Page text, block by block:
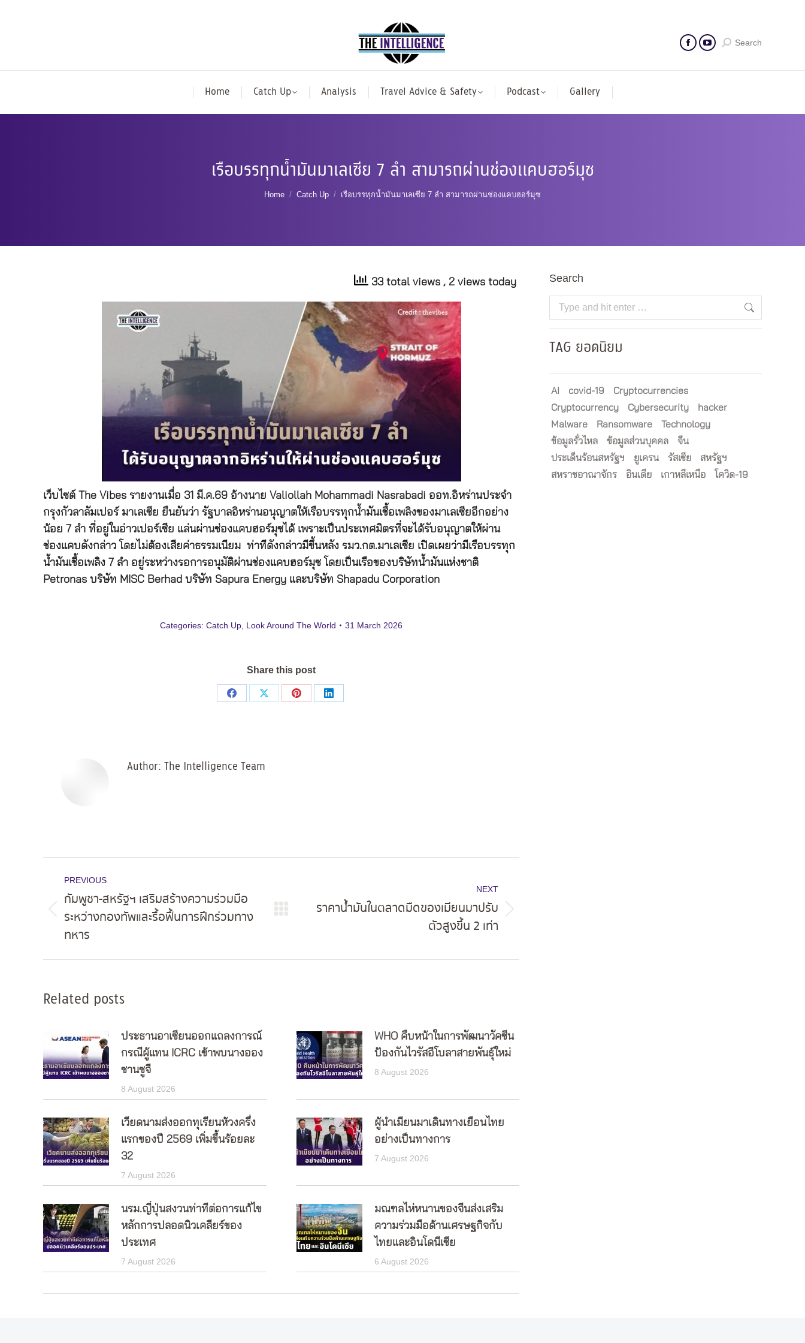
Search
Home Catch Up Analysis Travel Advice & Safety Podcast Gallery
เรือบรรทุกน้ำมันมาเลเซีย 7 ลำ สามารถผ่านช่องแคบฮอร์มุซ
You are here:
Home Catch Up เรือบรรทุกน้ำมันมาเลเซีย 7 ลำ สามารถผ่านช่องแคบฮอร์มุซ
33 total views , 2 views today
เว็บไซต์ The Vibes รายงานเมื่อ 31 มี.ค.69 อ้างนาย Valiollah Mohammadi Nasrabadi ออท.อิหร่านประจำ
กรุงกัวลาลัมเปอร์ มาเลเซีย ยืนยันว่า รัฐบาลอิหร่านอนุญาตให้เรือบรรทุกน้ำมันเชื้อเพลิงของมาเลเซียอีกอย่าง
น้อย 7 ลำ ที่อยู่ในอ่าวเปอร์เซีย แล่นผ่านช่องแคบฮอร์มุซได้ เพราะเป็นประเทศมิตรที่จะได้รับอนุญาตให้ผ่าน
ช่องแคบดังกล่าว โดยไม่ต้องเสียค่าธรรมเนียม ท่าทีดังกล่าวมีขึ้นหลัง รมว.กต.มาเลเซีย เปิดเผยว่ามีเรือบรรทุก
น้ำมันเชื้อเพลิง 7 ลำ อยู่ระหว่างรอการอนุมัติผ่านช่องแคบฮอร์มุซ โดยเป็นเรือของบริษัทน้ำมันแห่งชาติ
Petronas บริษัท MISC Berhad บริษัท Sapura Energy และบริษัท Shapadu Corporation
Categories: Catch Up Look Around The World 31 March 2026
Share this post
Share
Share
Share
Share
Author: The Intelligence Team
navigation
PREVIOUS
Previous
post:
กัมพูชา-สหรัฐฯ เสริมสร้างความร่วมมือ
ระหว่างกองทัพและรื้อฟื้นการฝึกร่วมทาง
ทหาร
NEXT
ราคาน้ำมันในตลาดมืดของเมียนมาปรับ
ตัวสูงขึ้น 2 เท่า
Related posts
ประธานอาเซียนออกแถลงการณ์
กรณีผู้แทน ICRC เข้าพบนางออง
ซานซูจี
8 August 2026
WHO คืบหน้าในการพัฒนาวัคซีน
ป้องกันไวรัสอีโบลาสายพันธุ์ใหม่
8 August 2026
เวียดนามส่งออกทุเรียนห้วงครึ่ง
แรกของปี 2569 เพิ่มขึ้นร้อยละ
32
7 August 2026
ผู้นำเมียนมาเดินทางเยือนไทย
อย่างเป็นทางการ
7 August 2026
นรม.ญี่ปุ่นสงวนท่าทีต่อการแก้ไข
หลักการปลอดนิวเคลียร์ของ
ประเทศ
7 August 2026
มณฑลไห่หนานของจีนส่งเสริม
ความร่วมมือด้านเศรษฐกิจกับ
ไทยและอินโดนีเซีย
6 August 2026
Search
Search:
TAG ยอดนิยม
AI covid-19
Cryptocurrencies
Cryptocurrency
Cybersecurity
hacker
Malware
Ransomware
Technology
ข้อมูลรั่วไหล
ข้อมูลส่วนบุคคล
จีน
ประเด็นร้อนสหรัฐฯ
ยูเครน รัสเซีย
สหรัฐฯ
สหราชอาณาจักร
อินเดีย เกาหลีเหนือ โควิด-19